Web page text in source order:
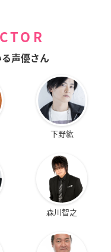
声優さん
下野紘
森川智之